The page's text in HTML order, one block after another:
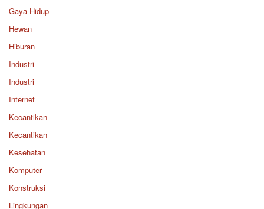
Gaya Hidup
Hewan
Hiburan
Industri
Industri
Internet
Kecantikan
Kecantikan
Kesehatan
Komputer
Konstruksi
Lingkungan